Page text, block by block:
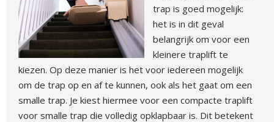
trap is goed mogelijk:
het is in dit geval
belangrijk om voor een
kleinere traplift te
kiezen. Op deze manier is het voor iedereen mogelijk
om de trap op en af te kunnen, ook als het gaat om een
smalle trap. Je kiest hiermee voor een compacte traplift
voor smalle trap die volledig opklapbaar is. Dit betekent